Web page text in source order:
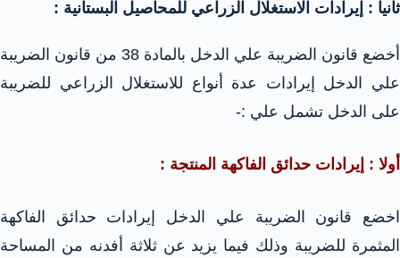
ثانيا : إيرادات الاستغلال الزراعي للمحاصيل البستانية :
أخضع قانون الضريبة علي الدخل بالمادة 38 من قانون الضريبة
علي الدخل إيرادات عدة أنواع للاستغلال الزراعي للضريبة
على الدخل تشمل علي :-
أولا : إيرادات حدائق الفاكهة المنتجة :
اخضع قانون الضريبة علي الدخل إيرادات حدائق الفاكهة
المثمرة للضريبة وذلك فيما يزيد عن ثلاثة أفدنه من المساحة